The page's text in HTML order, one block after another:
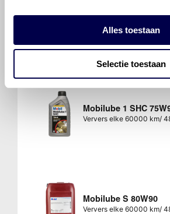
Alles toestaan
Selectie toestaan
Transaxle,
Inhoud 4,1 liter
Mobilube 1 SHC
Ververs elke 60000 km/
Mobilube S 80W90
Ververs elke 60000 km/